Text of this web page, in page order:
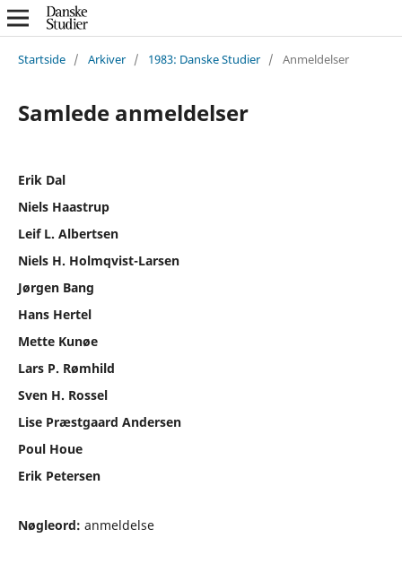
Startside / Arkiver / 1983: Danske Studier / Anmeldelser
Samlede anmeldelser
Erik Dal
Niels Haastrup
Leif L. Albertsen
Niels H. Holmqvist-Larsen
Jørgen Bang
Hans Hertel
Mette Kunøe
Lars P. Rømhild
Sven H. Rossel
Lise Præstgaard Andersen
Poul Houe
Erik Petersen
Nøgleord: anmeldelse